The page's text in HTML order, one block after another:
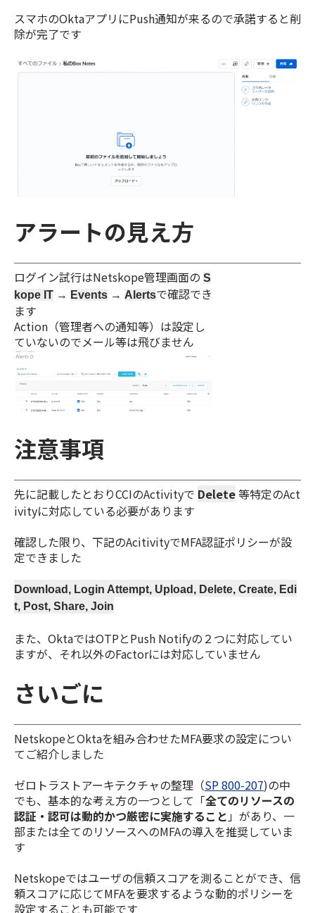
スマホのOktaアプリにPush通知が来るので承諾すると削
除が完了です
アラートの見え方
ログイン試行はNetskope管理画面の S
kope IT → Events → A lertsで確認でき
ます
Action（管理者への通知等）は設定し
ていないのでメール等は飛びません
注意事項
先に記載したとおりCCIのActivityで Delete等特定のAct
ivityに対応している必要があります
確認した限り、下記のAcitivityでMFA認証ポリシーが設
定できました
Download, Login Attempt, Upload, Delete, Create, Edi
t, Post, Share, Join
また、OktaではOTPとPush Notifyの２つに対応してい
ますが、それ以外のFactorには対応していません
さいごに
NetskopeとOktaを組み合わせたMFA要求の設定につい
てご紹介しました
ゼロトラストアーキテクチャの整理（SP 800-207)の中
でも、基本的な考え方の一つとして「全てのリソースの
認証・認可は動的かつ厳密に実施すること」があり、一
部または全てのリソースへのMFAの導入を推奨していま
す
Netskopeではユーザの信頼スコアを測ることができ、信
頼スコアに応じてMFAを要求するような動的ポリシーを
設定することも可能です